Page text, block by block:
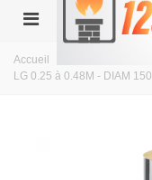
Accueil
LG 0.25 à 0.48M - DIAM 150